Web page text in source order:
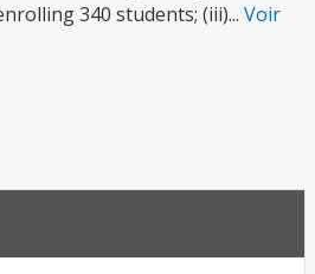
340 students; (iii)... Voir